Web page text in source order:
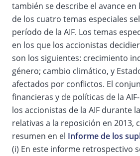
también se describe el avance
de los cuatro temas especiales
período de la AIF. Los temas
en los que los accionistas
son los siguientes: crecimiento
género; cambio climático, y
afectados por conflictos. El
financieras y de políticas de la
los accionistas de la AIF durante
relativas a la reposición en 2013,
resumen en el Informe de los
(i) En este informe retrospectivo